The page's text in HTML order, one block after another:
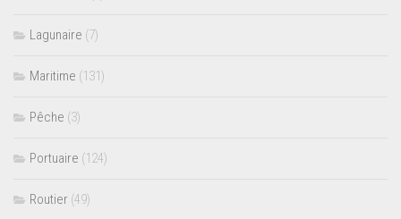
Lagunaire (7)
Maritime (131)
Pêche (3)
Portuaire (124)
Routier (49)